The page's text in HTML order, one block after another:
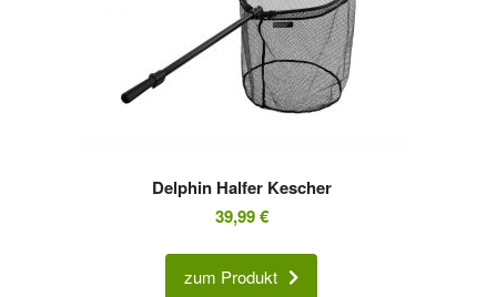
Delphin Halfer Kescher
39,99€
zum Produkt